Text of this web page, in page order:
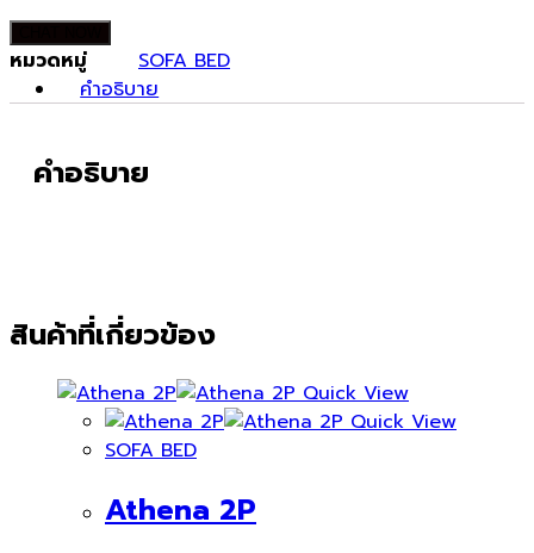
หมวดหมู่
SOFA BED
คำอธิบาย
คำอธิบาย
สินค้าที่เกี่ยวข้อง
Quick View
Quick View
SOFA BED
Athena 2P